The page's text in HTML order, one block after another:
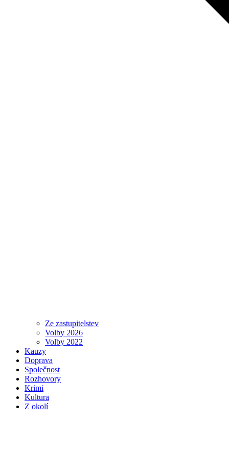
Ze zastupitelstev
Volby 2026
Volby 2022
Kauzy
Doprava
Společnost
Rozhovory
Krimi
Kultura
Z okolí